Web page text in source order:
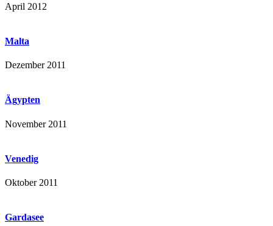
April 2012
Malta
Dezember 2011
Ägypten
November 2011
Venedig
Oktober 2011
Gardasee